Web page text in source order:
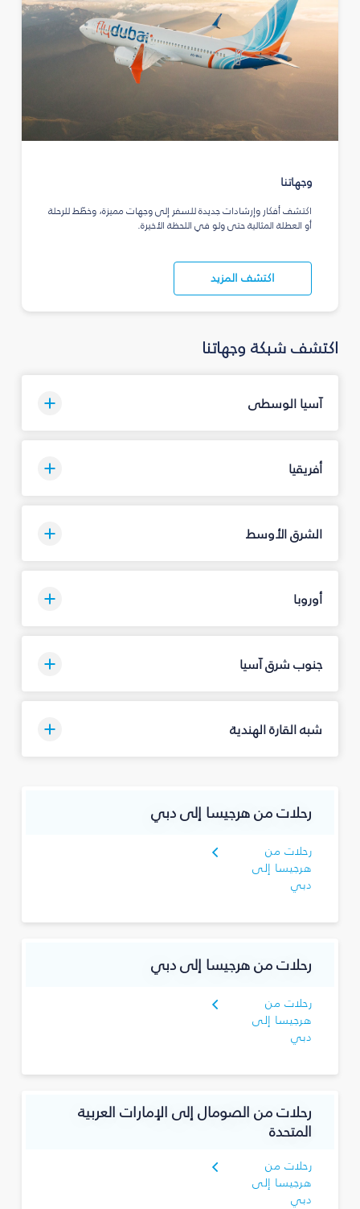
وجهاتنا
اكتشف أفكار وإرشادات جديدة للسفر إلى وجهات مميزة، وخطّط للرحلة
أو العطلة المثالية حتى ولو في اللحظة الأخيرة.
اكتشف المزيد
اكتشف شبكة وجهاتنا
آسيا الوسطى
أفريقيا
الشرق الأوسط
أوروبا
جنوب شرق آسيا
شبه القارة الهندية
رحلات من هرجيسا إلى دبي
رحلات من
هرجيسا إلى
دبي
رحلات من هرجيسا إلى دبي
رحلات من
هرجيسا إلى
دبي
رحلات من الصومال إلى الإمارات العربية
المتحدة
رحلات من
هرجيسا إلى
دبي